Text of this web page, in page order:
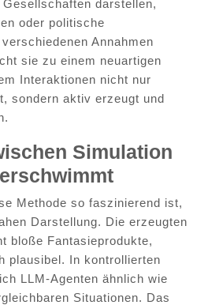
darstellen,
oder politische
Annahmen
sie zu einem neuartigen
Interaktionen nicht nur
sondern aktiv erzeugt und
Simulation
Methode so faszinierend ist,
Darstellung. Die erzeugten
bloße Fantasieprodukte,
plausibel. In kontrollierten
LLM-Agenten ähnlich wie
Situationen. Das